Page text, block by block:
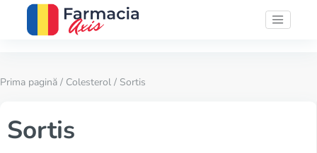
Prima pagină / Colesterol / Sortis
Sortis